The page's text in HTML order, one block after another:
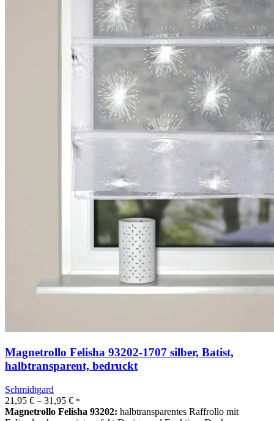
Magnetrollo Felisha 93202-1707 silber, Batist,
halbtransparent, bedruckt
Schmidtgard
21,95 € – 31,95 € *
Magnetrollo Felisha 93202: halbtransparentes Raffrollo mit